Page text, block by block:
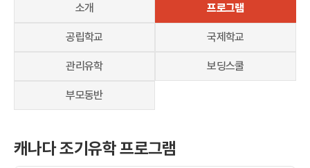
뉴질랜드
교환학생
조기유학 정보
소개 프로그램
공립학교 국제학교
관리유학 보딩스쿨
부모동반
캐나다 조기유학 프로그램